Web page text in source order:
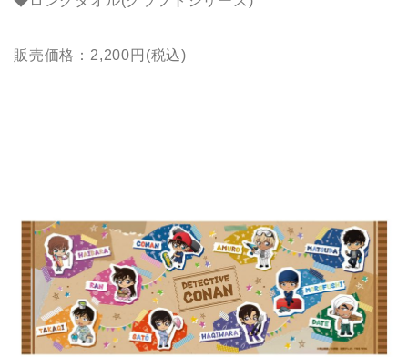
販売価格：2,200円(税込)